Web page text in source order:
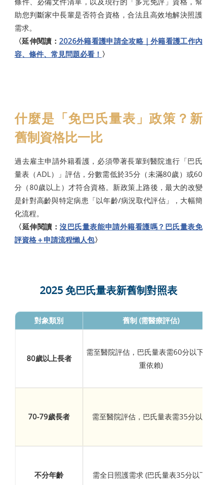
助您判斷家中長輩是否符合資格，合法且高效地解決照護
需求。
〈延伸閱讀： 2026外籍看護申請全攻略｜外籍看護工作內
容、條件、常見問題必看！ 〉
什麼是「免巴氏量表」政策？新
舊制資格比一比
過去雇主申請外籍看護，必須帶著長輩到醫院進行「巴氏
量表（ADL）」評估，分數需低於35分（未滿80歲）或60
分（80歲以上）才符合資格。新政策上路後，最大的改變
是針對高齡與特定病患「以年齡/病況取代評估」，大幅簡
化流程。
〈延伸閱讀：沒巴氏量表能申請外籍看護嗎？巴氏量表免
評資格＋申請流程懶人包〉
2025 免巴氏量表新舊制對照表
對象類別 舊制 (需醫療評估)
80歲以上長者
需至醫院評估，巴氏量表需60分以下 (嚴
重依賴)
70-79歲長者 需至醫院評估，巴氏量表需35分以下
不分年齡 需全日照護需求 (巴氏量表35分以下)